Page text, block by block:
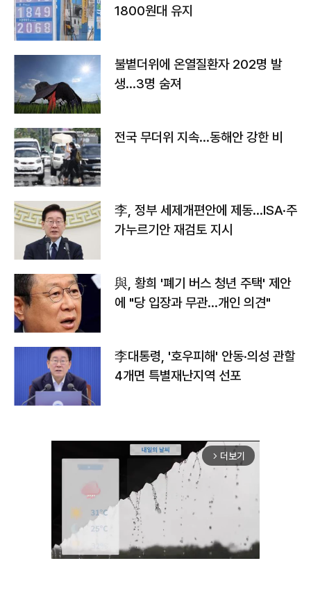
1800원대 유지
불볕더위에 온열질환자 202명 발
생…3명 숨져
전국 무더위 지속…동해안 강한 비
李, 정부 세제개편안에 제동…ISA·주
가누르기안 재검토 지시
與, 황희 '폐기 버스 청년 주택' 제안
에 "당 입장과 무관…개인 의견"
李대통령, '호우피해' 안동·의성 관할
4개면 특별재난지역 선포
arrow_forward_ios 더보기